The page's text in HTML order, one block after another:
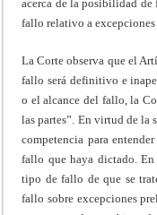
acerca de la posibilidad
fallo relativo a excepciones
La Corte observa que el
fallo será definitivo e
o el alcance del fallo, la
las partes”. En virtud de la
competencia para
fallo que haya dictado.
tipo de fallo de que se
fallo sobre excepciones